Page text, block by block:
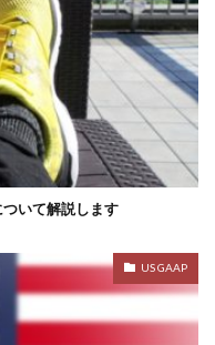
いて解説します
US GAAP